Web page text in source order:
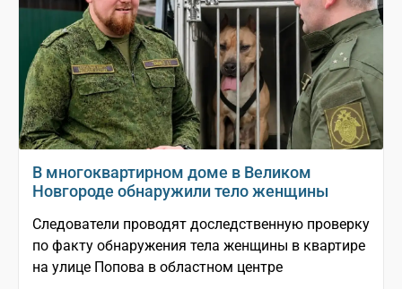
В многоквартирном доме в Великом
Новгороде обнаружили тело женщины
Следователи проводят доследственную проверку
по факту обнаружения тела женщины в квартире
на улице Попова в областном центре